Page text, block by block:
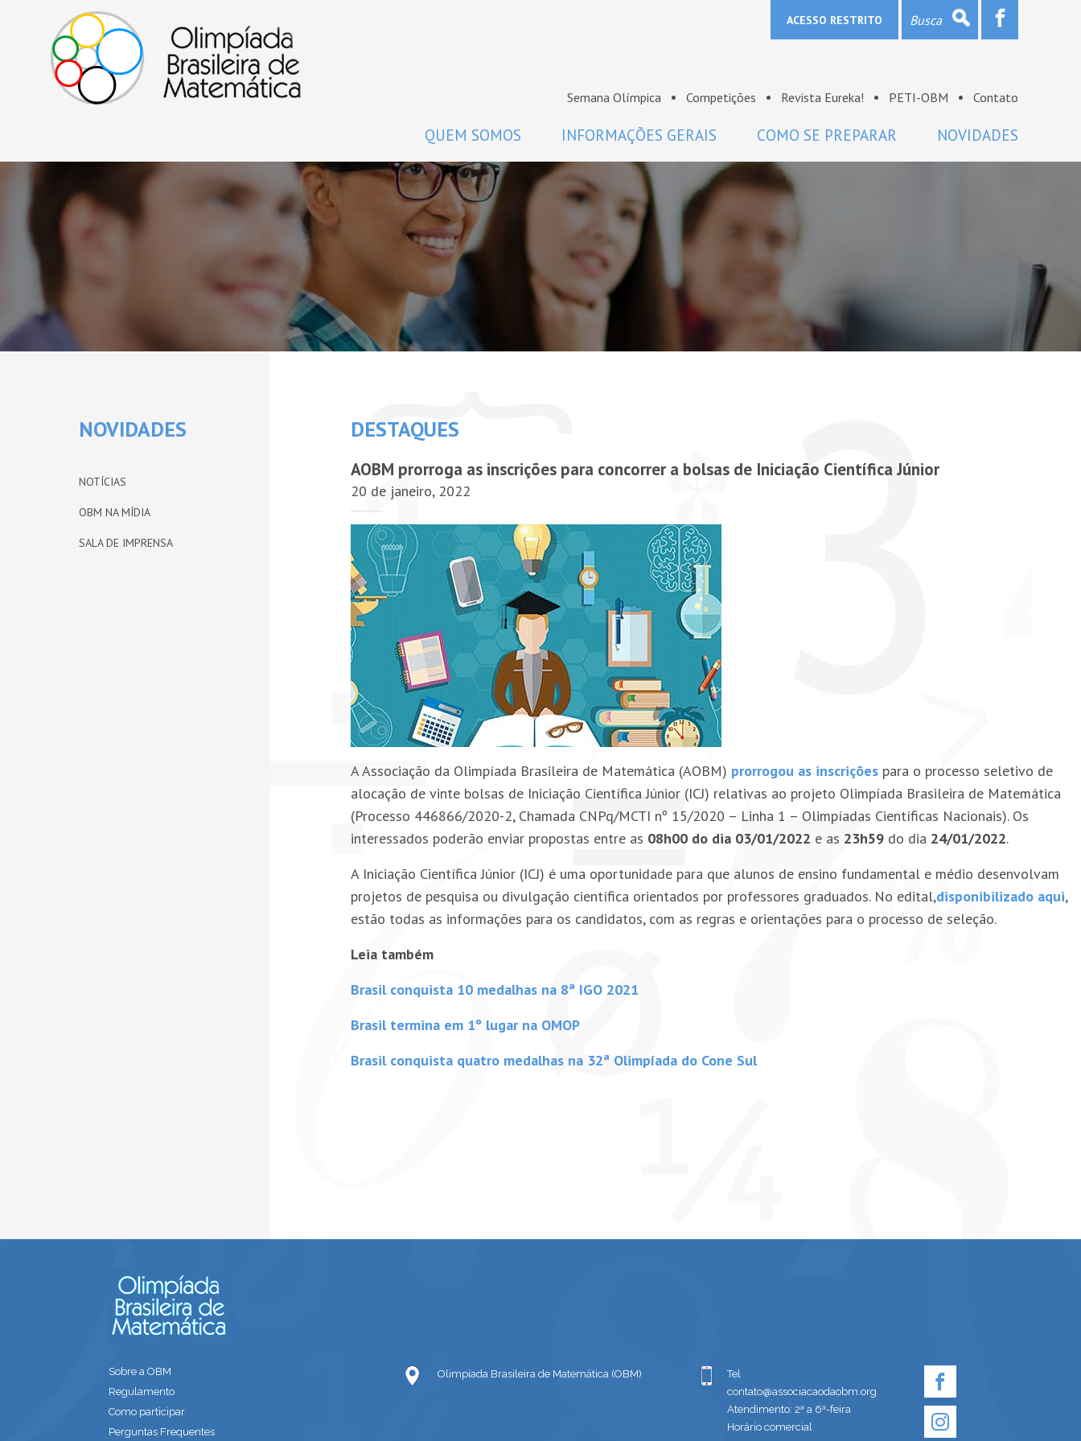
ACESSO RESTRITO
Semana Olímpica Competições Revista Eureka! PETI-OBM Contato
QUEM SOMOS
A OBM
Histórico
Premiados da OBM
Comissão Nacional de Olimpíadas
de Matemática da SBM
Coordenadores
Projeto Gráfico da OBM
INFORMAÇÕES GERAIS
Regulamento
Como participar
Perguntas frequentes
COMO SE PREPARAR NOVIDADES
NOVIDADES
NOTÍCIAS
OBM NA MÍDIA
SALA DE IMPRENSA
DESTAQUES
AOBM prorroga as inscrições para concorrer a bolsas de Iniciação Científica Júnior
20 de janeiro, 2022
A Associação da Olimpíada Brasileira de Matemática (AOBM) prorrogou as inscrições para o processo seletivo de
alocação de vinte bolsas de Iniciação Científica Júnior (ICJ) relativas ao projeto Olimpíada Brasileira de Matemática
(Processo 446866/2020-2, Chamada CNPq/MCTI nº 15/2020 – Linha 1 – Olimpíadas Científicas Nacionais). Os
interessados poderão enviar propostas entre as 08h00 do dia 03/01/2022 e as 23h59 do dia 24/01/2022.
A Iniciação Científica Júnior (ICJ) é uma oportunidade para que alunos de ensino fundamental e médio desenvolvam
projetos de pesquisa ou divulgação científica orientados por professores graduados. No edital,disponibilizado aqui,
estão todas as informações para os candidatos, com as regras e orientações para o processo de seleção.
Leia também
Brasil conquista 10 medalhas na 8ª IGO 2021
Brasil termina em 1º lugar na OMOP
Brasil conquista quatro medalhas na 32ª Olimpíada do Cone Sul
Sobre a OBM
Regulamento
Como participar
Perguntas Frequentes
Olimpíada Brasileira de Matemática (OBM)
Tel
contato@associacaodaobm.org
Atendimento: 2ª a 6ª-feira
Horário comercial